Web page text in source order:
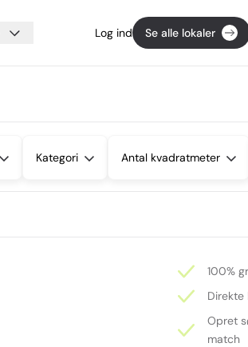
Log ind Se alle lokaler
Kategori Antal kvadratmeter
100%
Opret
match